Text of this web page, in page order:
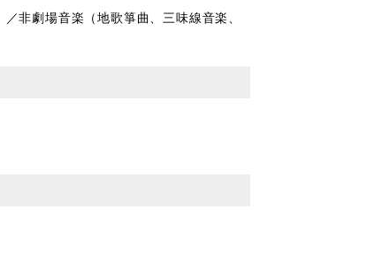
非劇場音楽（地歌箏曲、三味線音楽、